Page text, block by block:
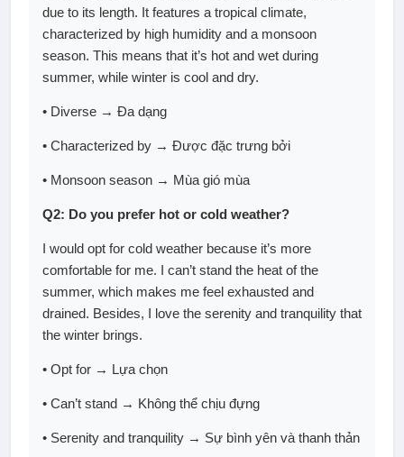
due to its length. It features a tropical climate,
characterized by high humidity and a monsoon
season. This means that it’s hot and wet during
summer, while winter is cool and dry.
• Diverse → Đa dạng
• Characterized by → Được đặc trưng bởi
• Monsoon season → Mùa gió mùa
Q2: Do you prefer hot or cold weather?
I would opt for cold weather because it’s more
comfortable for me. I can’t stand the heat of the
summer, which makes me feel exhausted and
drained. Besides, I love the serenity and tranquility that
the winter brings.
• Opt for → Lựa chọn
• Can’t stand → Không thể chịu đựng
• Serenity and tranquility → Sự bình yên và thanh thản